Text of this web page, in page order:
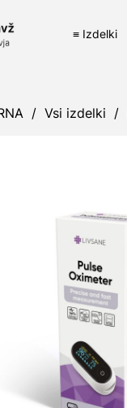
≡ Izdelki
/ Vsi izdelki /